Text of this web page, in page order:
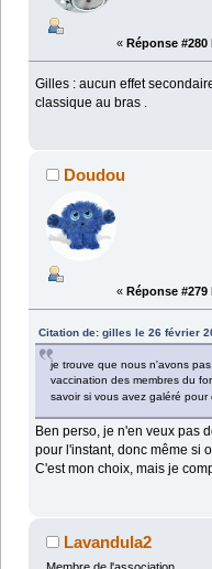
« Réponse #280
Gilles : aucun effet
classique au bras .
Doudou
« Réponse #279
Citation de: gilles le 26 février
je trouve que nous n'avons
vaccination des membres du
savoir si vous avez galéré
Ben perso, je n'en veux pas
pour l'instant, donc même si
C'est mon choix, mais je
Lavandula2
Membre de l'association